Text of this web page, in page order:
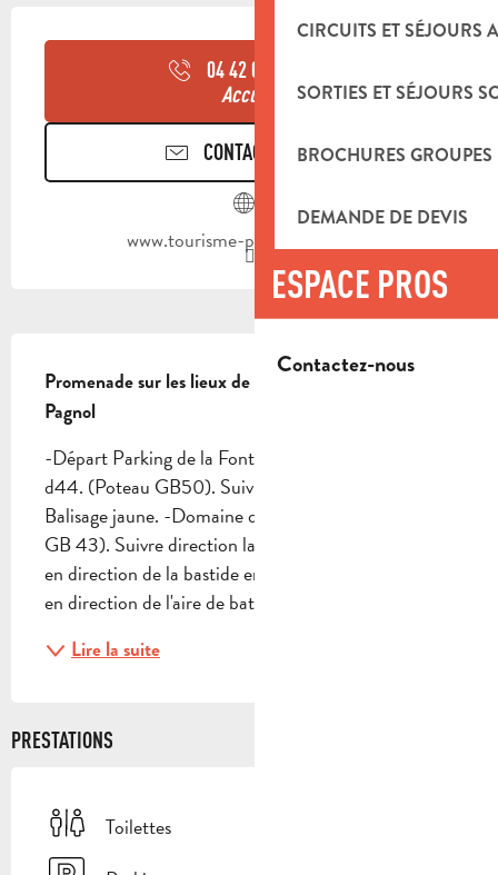
CIRCUITS ET SÉJOURS
SORTIES ET SÉJOURS
BROCHURES GROUPES
DEMANDE DE DEVIS
ESPACE PROS
Contactez-nous
OUVERTURE ET COORDONNÉES
04 42 03 49
Accueil
CONTACTEZ-NOUS
www.tourisme-paysdaubagne.fr
Promenade sur les lieux de tournage de Marcel
Pagnol
-Départ Parking de la Font de Mai route d'Eoures
d44. (Poteau GB50). Suivre direction Font de Mai.
Balisage jaune. -Domaine de la Font de Mai Poteau
GB 43). Suivre direction la Font de Mai. Remonter
en direction de la bastide en passant devant les ânes
en direction de l'aire de battage du blé....
Lire la suite
PRESTATIONS
Toilettes